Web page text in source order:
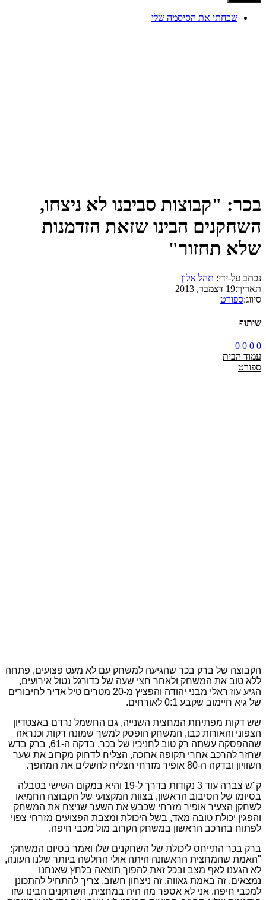
שכחתי את הסיסמה שלי
בכר: "קבוצות סביבנו לא ניצחו,
השחקנים הבינו שזאת הזדמנות
שלא תחזור"
נכתב על-ידי: תהל אלון
תאריך:19 דצמבר, 2013
סיווג:ספורט
שיתוף
0
0
0
0
עמוד הבית
ספורט
הקבוצה של ברק בכר שהגיעה למשחק עם לא מעט פצועים, פתחה
ללא טוב את המשחק ולאחר חצי שעה של כדורגל נטול אירועים,
הגיע עוז ראלי מבני יהודה והפציץ מ-20 מטרים טיל אדיר לחיבורים
של גיא חיימוב שקבע 0:1 לאורחים.
שש דקות מפתיחת המחצית השנייה, גם החשמל נרדם באצטדיון
הצפוני והאורות כבו, המשחק הופסק למשך שמונה דקות וכנראה
שההפסקה עשתה רק טוב לחניכיו של בכר. בדקה ה-61, ברק בדש
שחזר להרכב אחרי תקופה ארוכה, הצליח לדחוק מקרוב את שער
השוויון ובדקה ה-80 אופיר מזרחי הצליח להשלים את המהפך.
ק"ש צברה עוד 3 נקודות בדרך ל-19 והיא במקום השישי בטבלה
בסיומו של הסיבוב הראשון, בצוות המקצועי של הקבוצה החמיאו
לשחקן הצעיר אופיר מזרחי שכבש את השער שניצח את המשחק
והפגין יכולת טובה מאד, בשל היכולת ומצבת הפצועים מזרחי צפוי
לפתוח בהרכב הראשון במשחק הקרוב מול מכבי חיפה.
ברק בכר התייחס ליכולת של השחקנים שלו ואמר בסיום המשחק:
"האמת שהמחצית הראשונה היתה אולי החלשה ביותר שלנו העונה,
לא הגענו לאף מצב ובכל זאת להפוך תוצאה בלחץ שאנחנו
נמצאים, זה באמת גאווה. זה ניצחון חשוב, צריך להתחיל להתכונן
למכבי חיפה. אני לא אספר מה היה במחצית, השחקנים הבינו שזו